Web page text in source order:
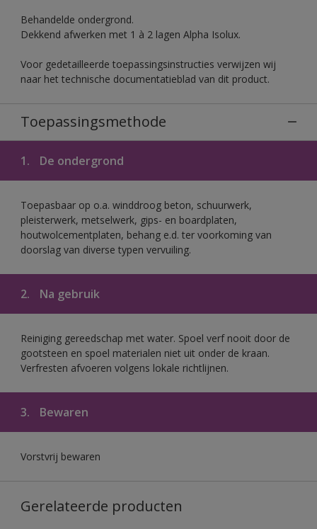
Behandelde ondergrond.
Dekkend afwerken met 1 à 2 lagen Alpha Isolux.
Voor gedetailleerde toepassingsinstructies verwijzen wij
naar het technische documentatieblad van dit product.
Toepassingsmethode
1. De ondergrond
Toepasbaar op o.a. winddroog beton, schuurwerk,
pleisterwerk, metselwerk, gips- en boardplaten,
houtwolcementplaten, behang e.d. ter voorkoming van
doorslag van diverse typen vervuiling.
2. Na gebruik
Reiniging gereedschap met water. Spoel verf nooit door de
gootsteen en spoel materialen niet uit onder de kraan.
Verfresten afvoeren volgens lokale richtlijnen.
3. Bewaren
Vorstvrij bewaren
Gerelateerde producten